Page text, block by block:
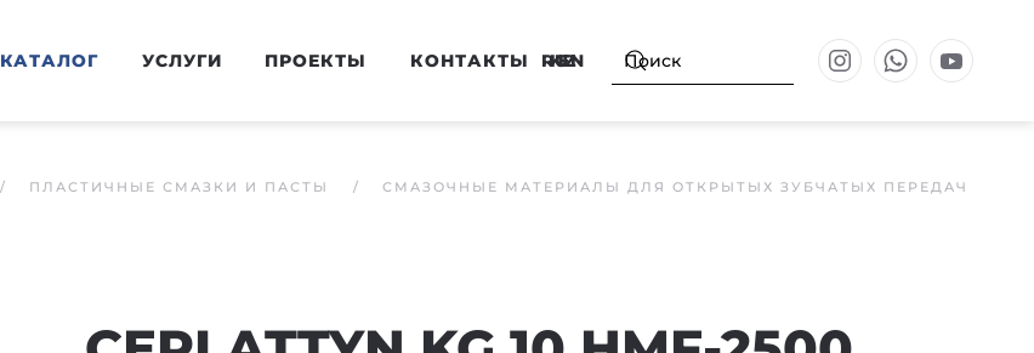
КАТАЛОГ УСЛУГИ ПРОЕКТЫ КОНТАКТЫ RU
KZ
EN
ПЛАСТИЧНЫЕ СМАЗКИ И ПАСТЫ
СМАЗОЧНЫЕ МАТЕРИАЛЫ ДЛЯ ОТКРЫТЫХ ЗУБЧАТЫХ ПЕРЕДАЧ